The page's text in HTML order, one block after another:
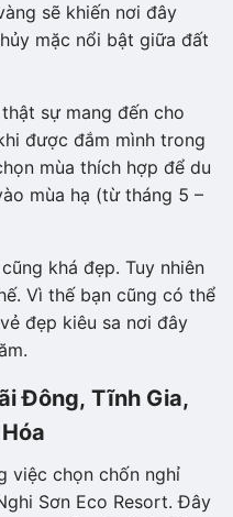
sẽ khiến nơi đây
mặc nổi bật giữa đất
sự mang đến cho
được đắm mình trong
mùa thích hợp để du
mùa hạ (từ tháng 5 –
khá đẹp. Tuy nhiên
Vì thế bạn cũng có thể
đẹp kiêu sa nơi đây
Đông, Tĩnh Gia,
việc chọn chốn nghỉ
Sơn Eco Resort. Đây